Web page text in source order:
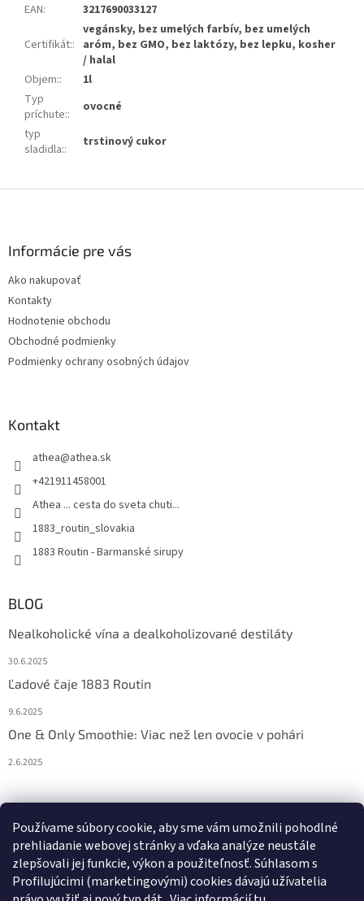
Používame súbory cookie, aby sme vám umožnili pohodlné
prehliadanie webovej stránky a vďaka analýze neustále
zlepšovali jej funkcie, výkon a použiteľnosť. Súhlasom s
Profilujúcimi (marketingovými) cookies dávajú užívatelia
EAN: 3217690033127
Certifikát::
vegánsky, bez umelých farbív, bez umelých
aróm, bez GMO, bez laktózy, bez lepku, kosher
/ halal
Objem::
1l
Typ
príchute::
ovocné
typ
sladidla:: trstinový cukor
Informácie pre vás
Ako nakupovať
Kontakty
Hodnotenie obchodu
Obchodné podmienky
Podmienky ochrany osobných údajov
Kontakt
athea@athea.sk
+421911458001
Athea ... cesta do sveta chuti...
1883_routin_slovakia
1883 Routin - Barmanské sirupy
BLOG
Nealkoholické vína a dealkoholizované destiláty
30.6.2025
Ľadové čaje 1883 Routin
9.6.2025
One & Only Smoothie: Viac než len ovocie v pohári
2.6.2025